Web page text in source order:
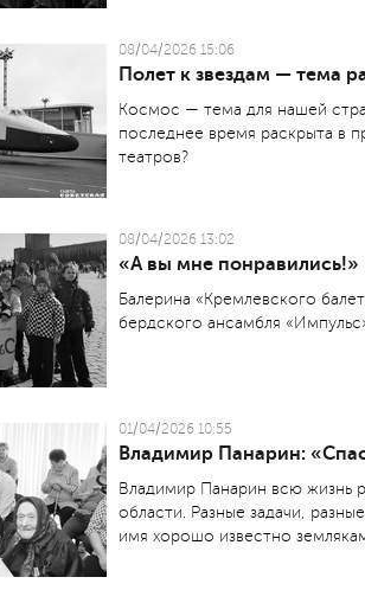
08/04/2026 15:06
Полет к звездам — тема
Космос — тема для нашей
последнее время раскрыта в
театров?
08/04/2026 13:02
«А вы мне понравились!»
Балерина «Кремлевского
бердского ансамбля
01/04/2026 10:55
Владимир Панарин:
Владимир Панарин всю жизнь
области. Разные задачи,
имя хорошо известно